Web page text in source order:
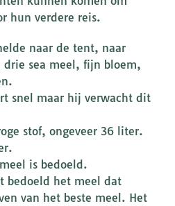
hun verdere reis.
naar de tent, naar
drie sea meel, fijn bloem,
snel maar hij verwacht dit
stof, ongeveer 36 liter.
is bedoeld.
bedoeld het meel dat
van het beste meel. Het